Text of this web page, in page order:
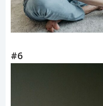
#6